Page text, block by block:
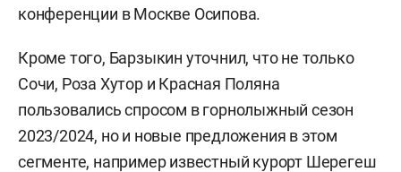
конференции в Москве Осипова.
Кроме того, Барзыкин уточнил, что не только
Сочи, Роза Хутор и Красная Поляна
пользовались спросом в горнолыжный сезон
2023/2024, но и новые предложения в этом
сегменте, например известный курорт Шерегеш